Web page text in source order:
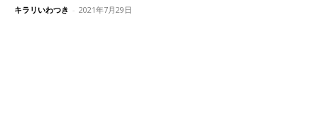
キラリいわつき - 2021年7月29日